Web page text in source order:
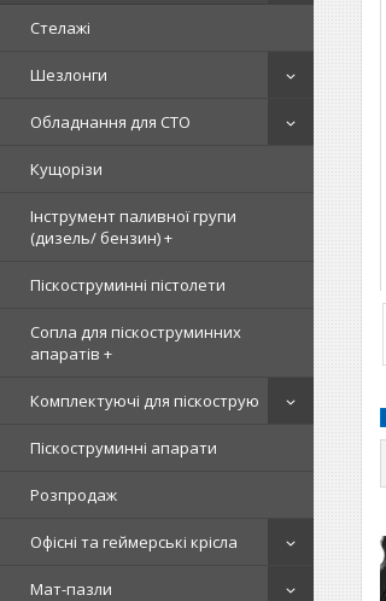
Стелажі
Шезлонги
Обладнання для СТО
Кущорізи
Інструмент паливної групи
(дизель/ бензин) +
Піскоструминні пістолети
Сопла для піскоструминних
апаратів +
Комплектуючі для піскострую
Піскоструминні апарати
Розпродаж
Офісні та геймерські крісла
Мат-пазли